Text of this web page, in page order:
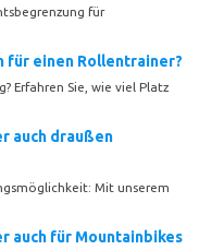
für
für einen Rollentrainer?
Erfahren Sie, wie viel Platz
auch draußen
Mit unserem
auch für Mountainbikes